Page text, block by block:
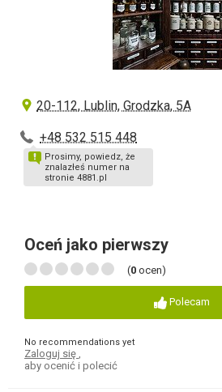
20-112, Lublin, Grodzka, 5A
+48 532 515 448
Prosimy, powiedz, że
znalazłeś numer na
stronie 4881.pl
Oceń jako pierwszy
(0 ocen)
Polecam
No recommendations yet
Zaloguj się
aby ocenić i polecić